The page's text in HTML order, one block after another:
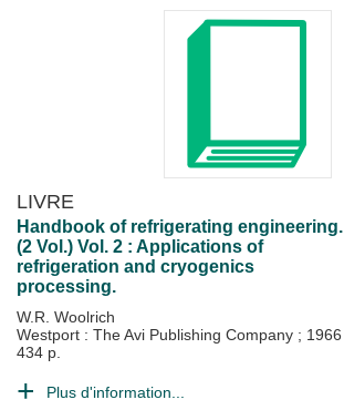
LIVRE
Handbook of refrigerating engineering.
(2 Vol.) Vol. 2 : Applications of
refrigeration and cryogenics
processing.
W.R. Woolrich
Westport : The Avi Publishing Company ; 1966
434 p.
Plus d'information...